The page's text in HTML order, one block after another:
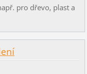
pro dřevo, plast a